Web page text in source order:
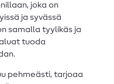
joka on
ja syvässä
samalla tyylikäs ja
tuoda
pehmeästi, tarjoaa